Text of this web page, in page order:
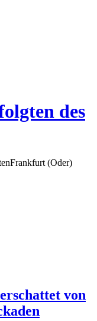
des
Frankfurt (Oder)
von